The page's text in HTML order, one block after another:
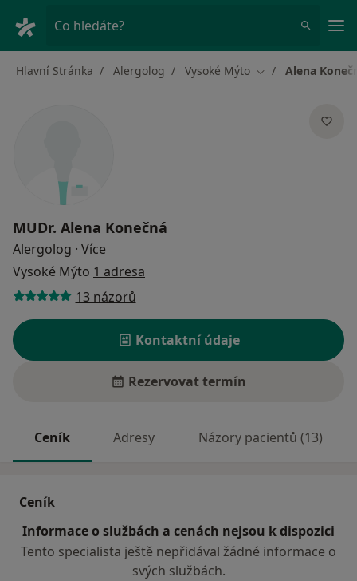
Co hledáte?
Hlavní Stránka Alergolog Vysoké Mýto Změna města
Alena
MUDr. Alena Konečná
Alergolog · Více
Vysoké Mýto 1 adresa
13 názorů
Kontaktní údaje
Rezervovat termín
Ceník Adresy Názory pacientů (13)
Ceník
Informace o službách a cenách nejsou k dispozici
Tento specialista ještě nepřidával žádné informace o
svých službách.